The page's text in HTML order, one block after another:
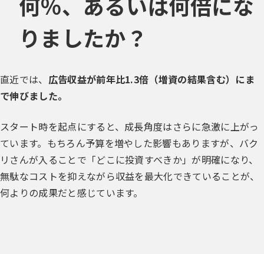
りましたか？
直近では、 広告収益が前年比1.3倍（増資の結果含む）にま
で伸びました。
スタート時を起点にすると、成長角度はさらに急激に上がっ
ています。もちろん予算を増やした影響もありますが、バク
リさんが入ることで「どこに投資すべきか」が明確になり、
無駄なコストを抑えながら収益を最大化できていることが、
何よりの成果だと感じています。